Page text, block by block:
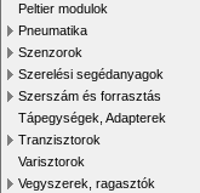
Peltier modulok
Pneumatika
Szenzorok
Szerelési segédanyagok
Szerszám és forrasztás
Tápegységek, Adapterek
Tranzisztorok
Varisztorok
Vegyszerek, ragasztók